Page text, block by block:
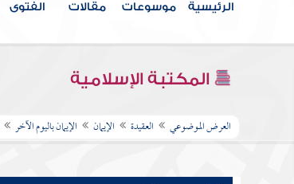
الرئيسية موسوعات مقالات الفتوى
المكتبة الإسلامية
العرض الموضوعي العقيدة الإيمان الإيمان باليوم الآخر